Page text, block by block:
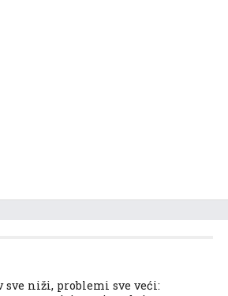
sve niži, problemi sve veći: